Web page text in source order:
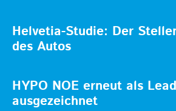
Helvetia-Studie: Der
des Autos
HYPO NOE erneut als
ausgezeichnet